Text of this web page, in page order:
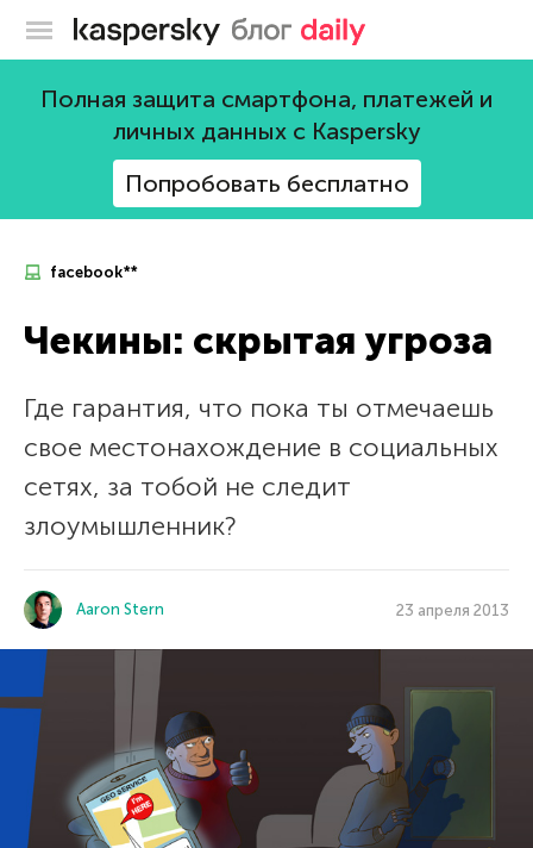
Блог Касперского
Полная защита смартфона, платежей и
личных данных с Kaspersky
Попробовать бесплатно
facebook**
Чекины: скрытая угроза
Где гарантия, что пока ты отмечаешь
свое местонахождение в социальных
сетях, за тобой не следит
злоумышленник?
Aaron Stern 23 апреля 2013